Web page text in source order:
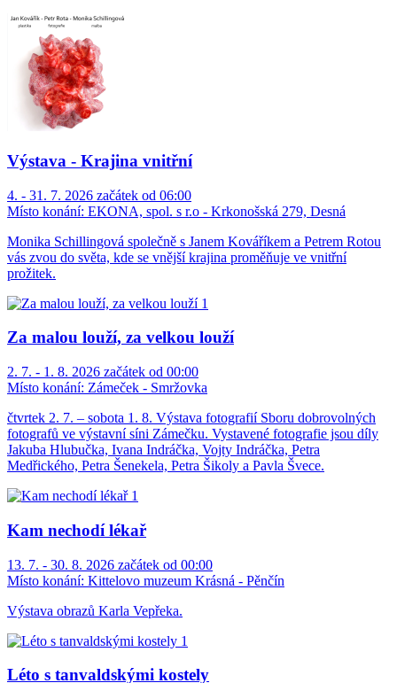
Výstava - Krajina vnitřní
4. - 31. 7. 2026 začátek od 06:00
Místo konání: EKONA, spol. s r.o - Krkonošská 279, Desná
Monika Schillingová společně s Janem Kováříkem a Petrem Rotou
vás zvou do světa, kde se vnější krajina proměňuje ve vnitřní
prožitek.
Za malou louží, za velkou louží
2. 7. - 1. 8. 2026 začátek od 00:00
Místo konání: Zámeček - Smržovka
čtvrtek 2. 7. – sobota 1. 8. Výstava fotografií Sboru dobrovolných
fotografů ve výstavní síni Zámečku. Vystavené fotografie jsou díly
Jakuba Hlubučka, Ivana Indráčka, Vojty Indráčka, Petra
Medřického, Petra Šenekela, Petra Šikoly a Pavla Švece.
Kam nechodí lékař
13. 7. - 30. 8. 2026 začátek od 00:00
Místo konání: Kittelovo muzeum Krásná - Pěnčín
Výstava obrazů Karla Vepřeka.
Léto s tanvaldskými kostely